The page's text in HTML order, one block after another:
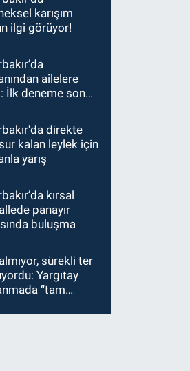
karışım
ilgi görüyor!
ailelere
İlk deneme son
direkte
kalan leylek için
yarış
kırsal
panayır
buluşma
sürekli ter
Yargıtay
“tam